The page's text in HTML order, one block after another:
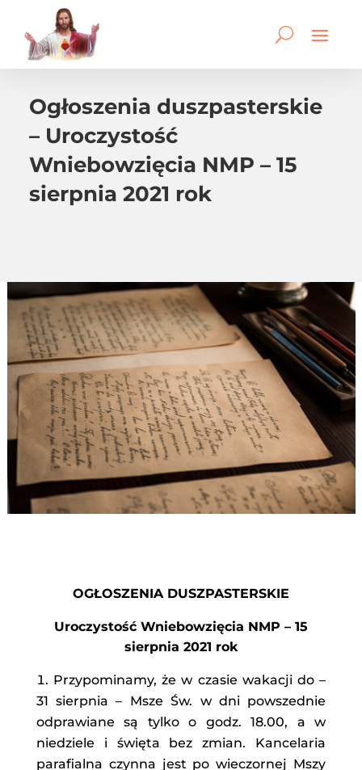
Ogłoszenia duszpasterskie
– Uroczystość
Wniebowzięcia NMP – 15
sierpnia 2021 rok
OGŁOSZENIA DUSZPASTERSKIE
Uroczystość Wniebowzięcia NMP – 15
sierpnia 2021 rok
Przypominamy, że w czasie wakacji do –
31 sierpnia – Msze Św. w dni powszednie
odprawiane są tylko o godz. 18.00, a w
niedziele i święta bez zmian. Kancelaria
parafialna czynna jest po wieczornej Mszy